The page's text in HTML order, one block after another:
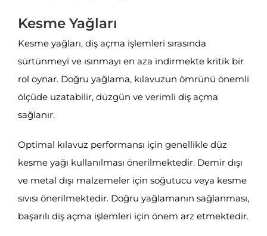
Kesme Yağları
Kesme yağları, diş açma işlemleri sırasında
sürtünmeyi ve ısınmayı en aza indirmekte kritik bir
rol oynar. Doğru yağlama, kılavuzun ömrünü önemli
ölçüde uzatabilir, düzgün ve verimli diş açma
sağlanır.
Optimal kılavuz performansı için genellikle düz
kesme yağı kullanılması önerilmektedir. Demir dışı
ve metal dışı malzemeler için soğutucu veya kesme
sıvısı önerilmektedir. Doğru yağlamanın sağlanması,
başarılı diş açma işlemleri için önem arz etmektedir.